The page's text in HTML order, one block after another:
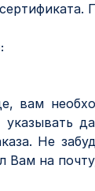
вам
Не
на